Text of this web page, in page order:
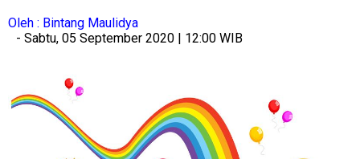
Oleh : Bintang Maulidya
- Sabtu, 05 September 2020 | 12:00 WIB